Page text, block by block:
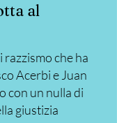
al
razzismo che ha
Acerbi e Juan
con un nulla di
giustizia